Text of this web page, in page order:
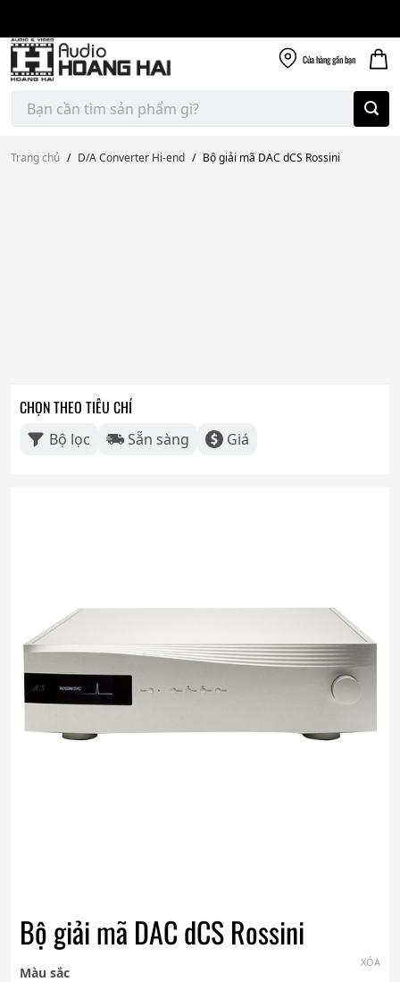
content
Cửa hànggần bạn
Tìm
kiếm:
Trang chủ / D/A Converter Hi-end / Bộ giải mã DAC dCS Rossini
CHỌN THEO TIÊU CHÍ
Bộ lọc Sẵn sàng Giá
Bộ giải mã DAC dCS Rossini
Màu sắc
XÓA